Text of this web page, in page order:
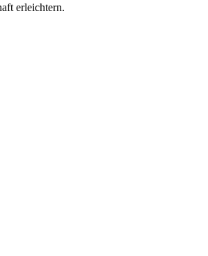
erleichtern.